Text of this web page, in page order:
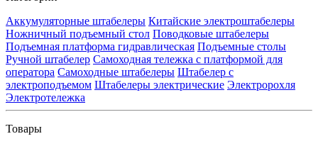
Аккумуляторные штабелеры Китайские электроштабелеры
Ножничный подъемный стол Поводковые штабелеры
Подъемная платформа гидравлическая Подъемные столы
Ручной штабелер Самоходная тележка с платформой для
оператора Самоходные штабелеры Штабелер с
электроподъемом Штабелеры электрические Электророхля
Электротележка
Товары